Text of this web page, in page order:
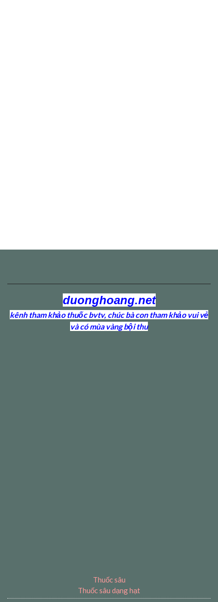
duonghoang.net
kênh tham khảo thuốc bvtv, chúc bà con tham khảo vui vẻ
và có mùa vàng bội thu
Thuốc sâu
Thuốc sâu dạng hạt